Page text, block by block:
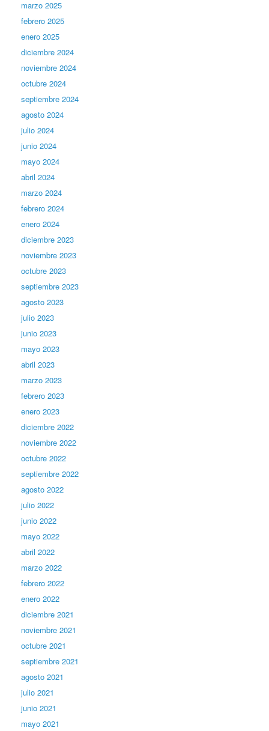
marzo 2025
febrero 2025
enero 2025
diciembre 2024
noviembre 2024
octubre 2024
septiembre 2024
agosto 2024
julio 2024
junio 2024
mayo 2024
abril 2024
marzo 2024
febrero 2024
enero 2024
diciembre 2023
noviembre 2023
octubre 2023
septiembre 2023
agosto 2023
julio 2023
junio 2023
mayo 2023
abril 2023
marzo 2023
febrero 2023
enero 2023
diciembre 2022
noviembre 2022
octubre 2022
septiembre 2022
agosto 2022
julio 2022
junio 2022
mayo 2022
abril 2022
marzo 2022
febrero 2022
enero 2022
diciembre 2021
noviembre 2021
octubre 2021
septiembre 2021
agosto 2021
julio 2021
junio 2021
mayo 2021